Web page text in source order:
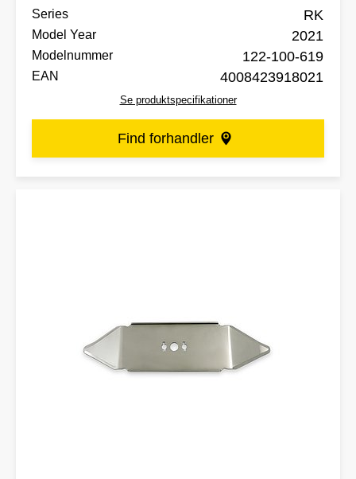
Series RK
Model Year 2021
Modelnummer 122-100-619
EAN 4008423918021
Se produktspecifikationer
Find forhandler